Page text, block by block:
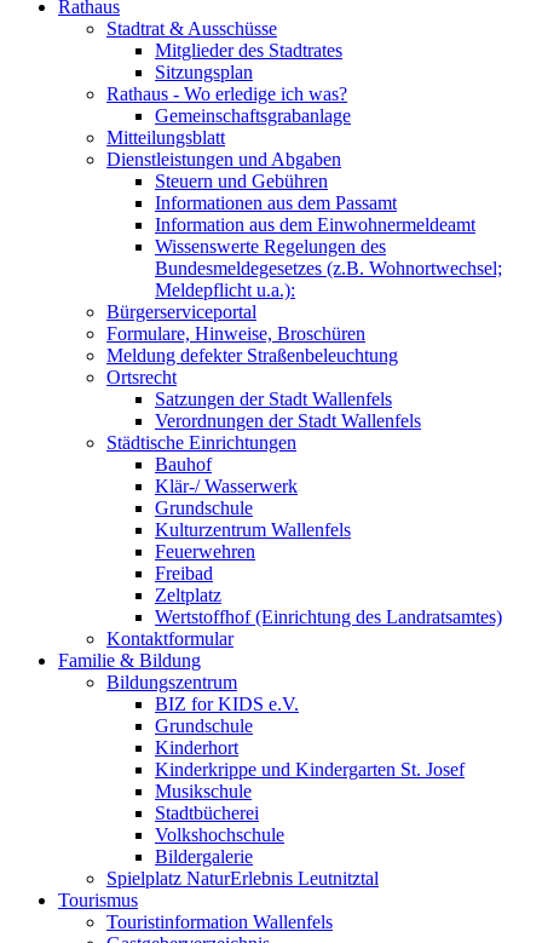
Rathaus
Stadtrat & Ausschüsse
Mitglieder des Stadtrates
Sitzungsplan
Rathaus - Wo erledige ich was?
Gemeinschaftsgrabanlage
Mitteilungsblatt
Dienstleistungen und Abgaben
Steuern und Gebühren
Informationen aus dem Passamt
Information aus dem Einwohnermeldeamt
Wissenswerte Regelungen des
Bundesmeldegesetzes (z.B. Wohnortwechsel;
Meldepflicht u.a.):
Bürgerserviceportal
Formulare, Hinweise, Broschüren
Meldung defekter Straßenbeleuchtung
Ortsrecht
Satzungen der Stadt Wallenfels
Verordnungen der Stadt Wallenfels
Städtische Einrichtungen
Bauhof
Klär-/ Wasserwerk
Grundschule
Kulturzentrum Wallenfels
Feuerwehren
Freibad
Zeltplatz
Wertstoffhof (Einrichtung des Landratsamtes)
Kontaktformular
Familie & Bildung
Bildungszentrum
BIZ for KIDS e.V.
Grundschule
Kinderhort
Kinderkrippe und Kindergarten St. Josef
Musikschule
Stadtbücherei
Volkshochschule
Bildergalerie
Spielplatz NaturErlebnis Leutnitztal
Tourismus
Touristinformation Wallenfels